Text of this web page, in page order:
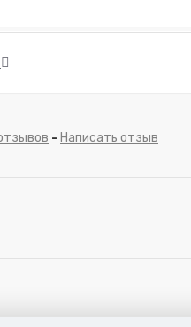
- Написать отзыв